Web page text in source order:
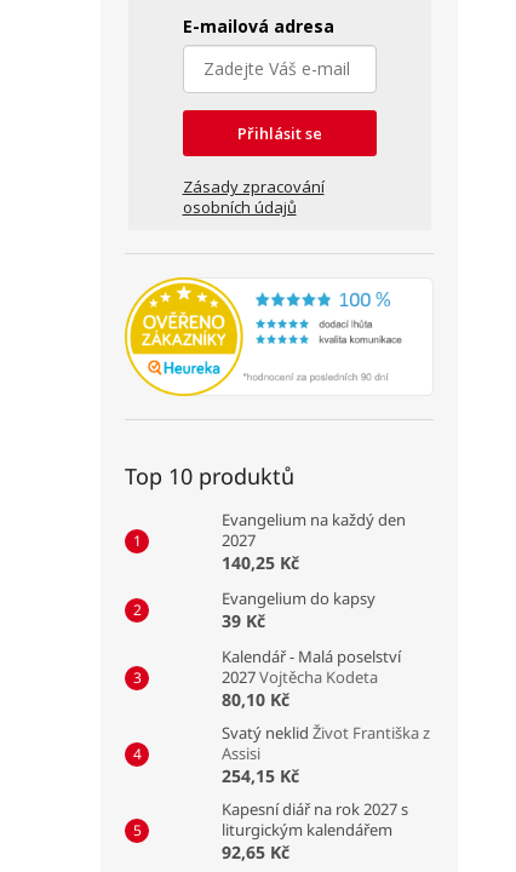
E-mailová adresa
Přihlásit se
Zásady zpracování
osobních údajů
Top 10 produktů
Evangelium na každý den
2027
140,25 Kč
Evangelium do kapsy
39 Kč
Kalendář - Malá poselství
2027Vojtěcha Kodeta
80,10 Kč
Svatý neklid Život Františka z
Assisi
254,15 Kč
Kapesní diář na rok 2027 s
liturgickým kalendářem
92,65 Kč